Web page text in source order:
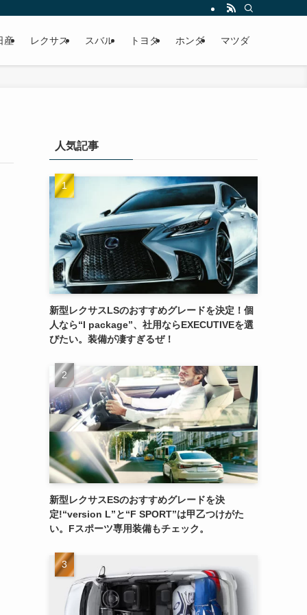
産 レクサス スバル トヨタ ホンダ マツダ
人気記事
新型レクサスLSのおすすめグレードを決定！個
人なら“I package”、社用ならEXECUTIVEを選
びたい。装備が凄すぎるぜ！
新型レクサスESのおすすめグレードを決
定!“version L”と“F SPORT”は甲乙つけがた
い。Fスポーツ専用装備もチェック。